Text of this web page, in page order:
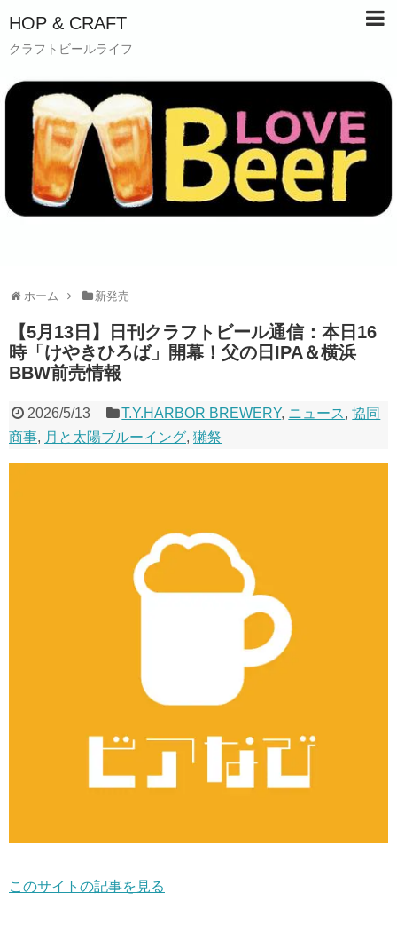
HOP & CRAFT
クラフトビールライフ
ホーム 新発売
【5月13日】日刊クラフトビール通信：本日16
時「けやきひろば」開幕！父の日IPA＆横浜
BBW前売情報
2026/5/13 T.Y.HARBOR BREWERY, ニュース,協同
商事, 月と太陽ブルーイング, 獺祭
このサイトの記事を見る